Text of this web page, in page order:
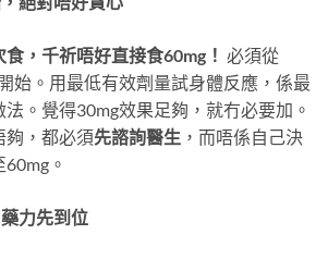
食，千祈唔好直接食60mg！ ​ 必須從
始。用最低有效劑量試身體反應，係最
法。覺得30mg效果足夠，就冇必要加。
夠，都必須先諮詢醫生 ，而唔係自己決
。
力先到位